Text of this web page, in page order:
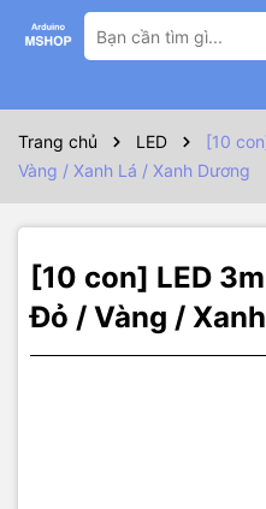
Trang chủ LED
[10
Vàng / Xanh Lá / Xanh Dương
[10 con] LED
Đỏ / Vàng /
Thông số kỹ thuật
Thông số kỹ
Chiều dài chân: >20m
Đường kính: 5mm
Trắng: 2.8 – 3.2 V
Xanh lá: 2.8 – 3.2 V
Xanh dương: 2.8 – 3.2 V